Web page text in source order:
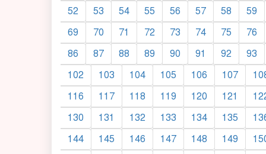
52
53 54 55 56 57 58
59
69
70 71 72 73 74 75
76
86
87 88 89 90 91 92
93
102
103 104 105 106 107
116
117 118 119 120 121
130
131 132 133 134 135
144
145 146 147 148 149